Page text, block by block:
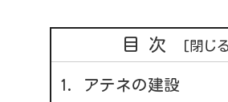
目次
アテネの建設